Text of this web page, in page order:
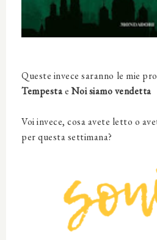
Queste invece saranno le mie
TempestaeNoi siamo vendetta
Voi invece, cosa avete letto o
per questa settimana?